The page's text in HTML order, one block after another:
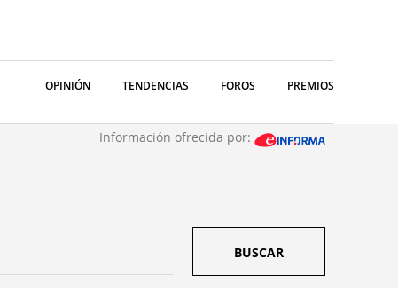
OPINIÓN TENDENCIAS FOROS PREMIOS
Información ofrecida por:
BUSCAR